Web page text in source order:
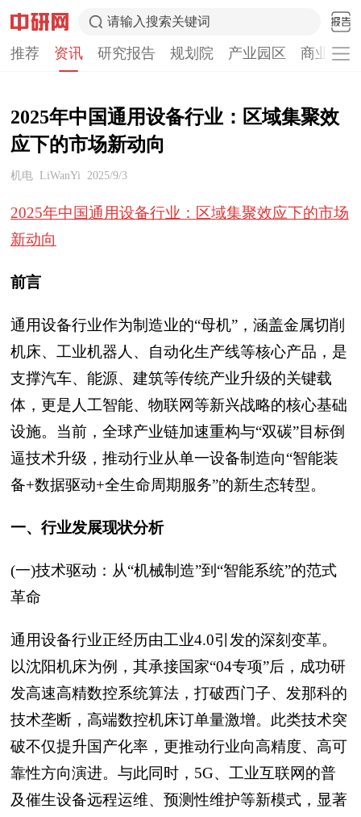
请输入搜索关键词
推荐 资讯 研究报告 规划院 产业园区 商业计
2025年中国通用设备行业：区域集聚效
应下的市场新动向
机电 LiWanYi 2025/9/3
2025年中国通用设备行业：区域集聚效应下的市场
新动向
前言
通用设备行业作为制造业的“母机”，涵盖金属切削
机床、工业机器人、自动化生产线等核心产品，是
支撑汽车、能源、建筑等传统产业升级的关键载
体，更是人工智能、物联网等新兴战略的核心基础
设施。当前，全球产业链加速重构与“双碳”目标倒
逼技术升级，推动行业从单一设备制造向“智能装
备+数据驱动+全生命周期服务”的新生态转型。
一、行业发展现状分析
(一)技术驱动：从“机械制造”到“智能系统”的范式
革命
通用设备行业正经历由工业4.0引发的深刻变革。
以沈阳机床为例，其承接国家“04专项”后，成功研
发高速高精数控系统算法，打破西门子、发那科的
技术垄断，高端数控机床订单量激增。此类技术突
破不仅提升国产化率，更推动行业向高精度、高可
靠性方向演进。与此同时，5G、工业互联网的普
及催生设备远程运维、预测性维护等新模式，显著